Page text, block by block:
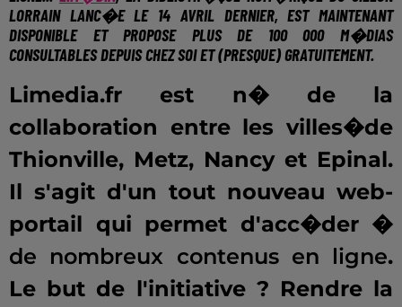
LORRAIN LANC�E LE 14 AVRIL DERNIER, EST MAINTENANT
DISPONIBLE ET PROPOSE PLUS DE 100 000 M�DIAS
CONSULTABLES DEPUIS CHEZ SOI ET (PRESQUE) GRATUITEMENT.
Limedia.fr est n� de la
collaboration entre les villes�de
Thionville, Metz, Nancy et Epinal.
Il s'agit d'un tout nouveau web-
portail qui permet d'acc�der �
de nombreux contenus en ligne.
Le but de l'initiative ? Rendre la